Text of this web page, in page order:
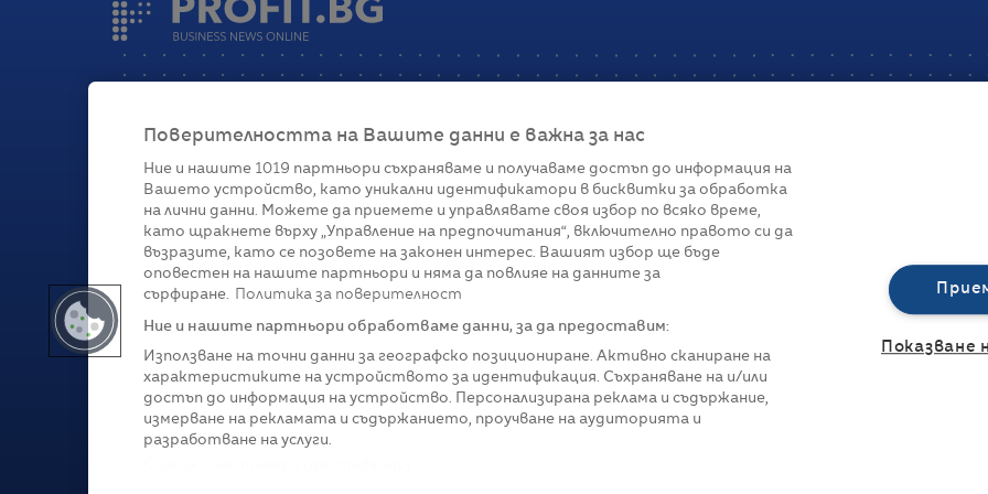
Категории
ГлобалноБизнесТехнологииСтратегииЖивот
Реклама
За нас
Политика за
Управление на
Поверителността на Вашите данни е важна за нас
Ние и нашите 1019 партньори съхраняваме и получаваме достъп до информация на
Вашето устройство, като уникални идентификатори в бисквитки за обработка
на лични данни. Можете да приемете и управлявате своя избор по всяко време,
като щракнете върху „Управление на предпочитания“, включително правото си да
възразите, като се позовете на законен интерес. Вашият избор ще бъде
оповестен на нашите партньори и няма да повлияе на данните за
сърфиране.
Политика за поверителност
Ние и нашите партньори обработваме данни, за да предоставим:
Използване на точни данни за географско позициониране. Активно сканиране на
характеристиките на устройството за идентификация. Съхраняване на и/или
достъп до информация на устройство. Персонализирана реклама и съдържание,
измерване на рекламата и съдържанието, проучване на аудиторията и
разработване на услуги.
Показване